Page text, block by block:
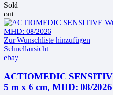
Sold
out
Zur Wunschliste hinzufügen
Schnellansicht
ebay
ACTIOMEDIC
5 m x 6 cm, MHD: 08/2026